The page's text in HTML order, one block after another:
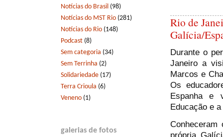
Notícias do Brasil (98)
Notícias do MST Rio (281)
Notícias do Rio (148)
Podcast (8)
Sem categoria (34)
Sem Terrinha (2)
Solidariedade (17)
Terra Crioula (6)
Veneno (1)
galerias de fotos
Rio de
Galícia/
Durante o
Janeiro a
Marcos e
Os
Espanha e
Educação e